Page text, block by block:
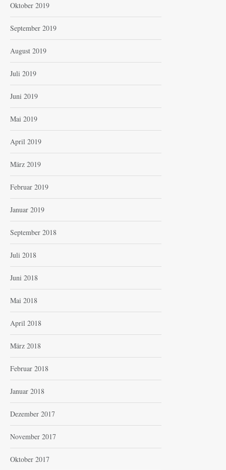
Oktober 2019
September 2019
August 2019
Juli 2019
Juni 2019
Mai 2019
April 2019
März 2019
Februar 2019
Januar 2019
September 2018
Juli 2018
Juni 2018
Mai 2018
April 2018
März 2018
Februar 2018
Januar 2018
Dezember 2017
November 2017
Oktober 2017